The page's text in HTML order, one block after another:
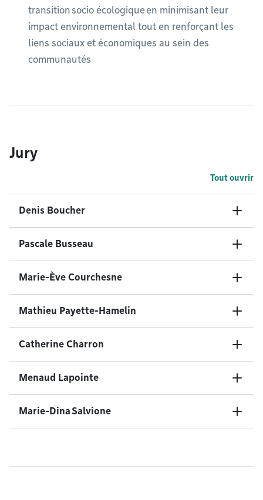
transition socio écologique en minimisant leur
impact environnemental tout en renforçant les
liens sociaux et économiques au sein des
communautés
Jury
Tout ouvrir
Denis Boucher
Pascale Busseau
Marie-Ève Courchesne
Mathieu Payette-Hamelin
Catherine Charron
Menaud Lapointe
Marie-Dina Salvione